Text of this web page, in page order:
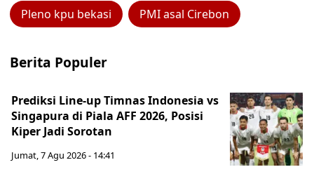
Pleno kpu bekasi PMI asal Cirebon
Berita Populer
Prediksi Line-up Timnas Indonesia vs
Singapura di Piala AFF 2026, Posisi
Kiper Jadi Sorotan
Jumat, 7 Agu 2026 - 14:41